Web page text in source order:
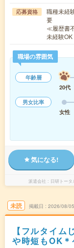
応募資格
職種未経
要
≪履歴書
未経験
職場の雰囲気
年齢層
20代
男女比率
女性
気になる!
派遣会社 日研トー
未読 掲載日 2026/08/05
【フルタイム
や時短もOK